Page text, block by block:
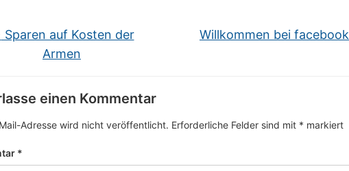
Sparen auf Kosten der
Armen
Willkommen bei facebook
einen Kommentar
Adresse wird nicht veröffentlicht. Erforderliche Felder sind mit * markiert
*